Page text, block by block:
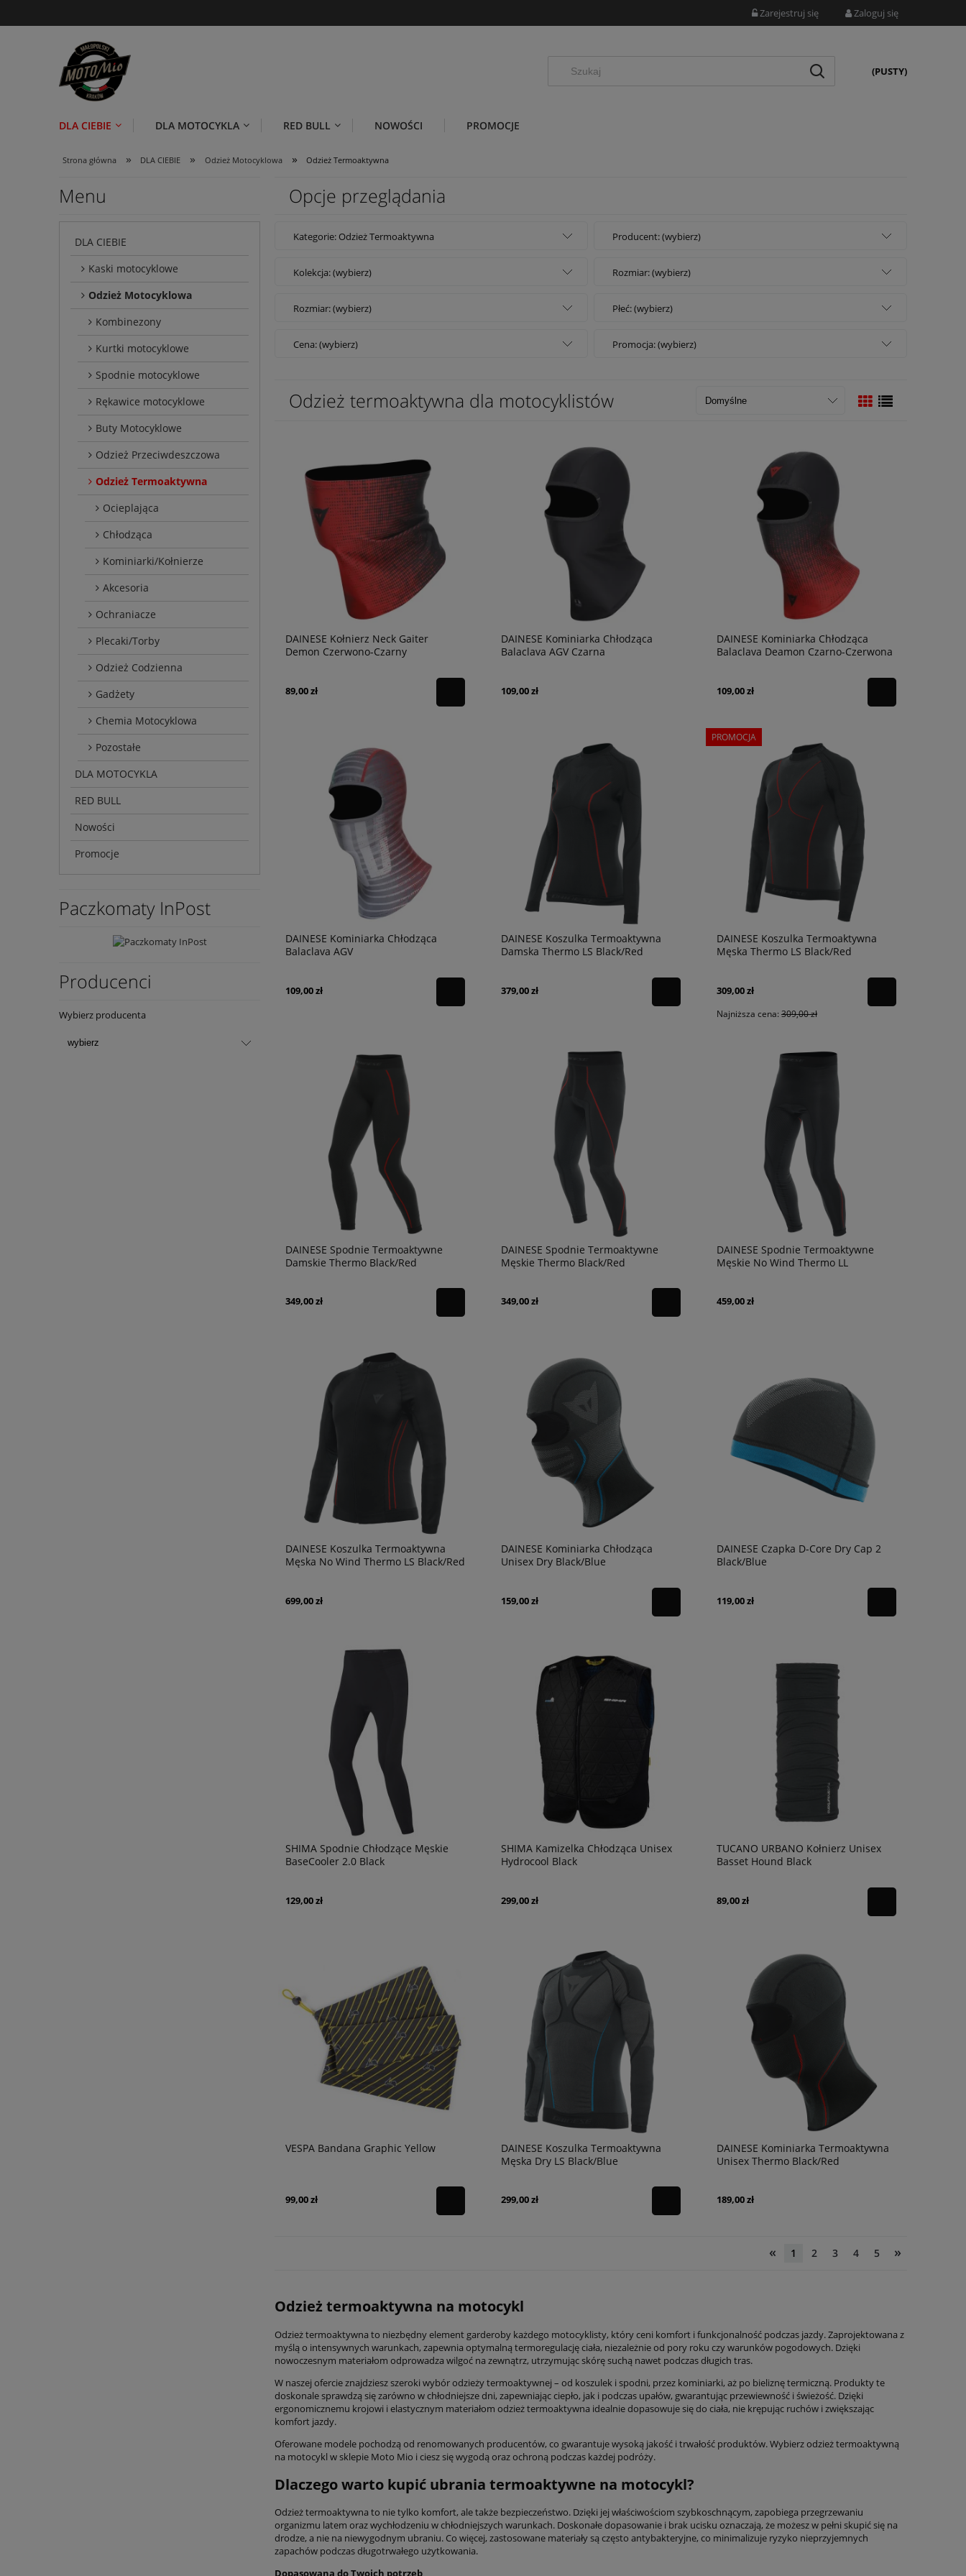
Zarejestruj się Zaloguj się
(PUSTY)
DLA CIEBIE DLA MOTOCYKLA RED BULL NOWOŚCI PROMOCJE
Strona główna » DLA CIEBIE » Odzież Motocyklowa » Odzież Termoaktywna
Menu
DLA CIEBIE
Kaski motocyklowe
Odzież Motocyklowa
Kombinezony
Kurtki motocyklowe
Spodnie motocyklowe
Rękawice motocyklowe
Buty Motocyklowe
Odzież Przeciwdeszczowa
Odzież Termoaktywna
Ocieplająca
Chłodząca
Kominiarki/Kołnierze
Akcesoria
Ochraniacze
Plecaki/Torby
Odzież Codzienna
Gadżety
Chemia Motocyklowa
Pozostałe
DLA MOTOCYKLA
RED BULL
Nowości
Promocje
Paczkomaty InPost
Producenci
Wybierz producenta
Opcje przeglądania
Kategorie: Odzież Termoaktywna Producent: (wybierz)
Kolekcja: (wybierz) Rozmiar: (wybierz)
Rozmiar: (wybierz) Płeć: (wybierz)
Cena: (wybierz) Promocja: (wybierz)
Odzież termoaktywna dla motocyklistów
DAINESE Kołnierz Neck Gaiter
Demon Czerwono-Czarny
89,00 zł
DAINESE Kominiarka Chłodząca
Balaclava AGV Czarna
109,00 zł
DAINESE Kominiarka Chłodząca
Balaclava Deamon Czarno-Czerwona
109,00 zł
DAINESE Kominiarka Chłodząca
Balaclava AGV
109,00 zł
DAINESE Koszulka Termoaktywna
Damska Thermo LS Black/Red
379,00 zł
DAINESE Koszulka Termoaktywna
Męska Thermo LS Black/Red
309,00 zł
Najniższa cena: 309,00 zł
PROMOCJA
DAINESE Spodnie Termoaktywne
Damskie Thermo Black/Red
349,00 zł
DAINESE Spodnie Termoaktywne
Męskie Thermo Black/Red
349,00 zł
DAINESE Spodnie Termoaktywne
Męskie No Wind Thermo LL
459,00 zł
DAINESE Koszulka Termoaktywna
Męska No Wind Thermo LS Black/Red
699,00 zł
DAINESE Kominiarka Chłodząca
Unisex Dry Black/Blue
159,00 zł
DAINESE Czapka D-Core Dry Cap 2
Black/Blue
119,00 zł
SHIMA Spodnie Chłodzące Męskie
BaseCooler 2.0 Black
129,00 zł
SHIMA Kamizelka Chłodząca Unisex
Hydrocool Black
299,00 zł
TUCANO URBANO Kołnierz Unisex
Basset Hound Black
89,00 zł
VESPA Bandana Graphic Yellow
99,00 zł
DAINESE Koszulka Termoaktywna
Męska Dry LS Black/Blue
299,00 zł
DAINESE Kominiarka Termoaktywna
Unisex Thermo Black/Red
189,00 zł
« 1 2 3 4 5 »
Odzież termoaktywna na motocykl
Odzież termoaktywna to niezbędny element garderoby każdego motocyklisty, który ceni komfort i funkcjonalność podczas jazdy. Zaprojektowana z
myślą o intensywnych warunkach, zapewnia optymalną termoregulację ciała, niezależnie od pory roku czy warunków pogodowych. Dzięki
nowoczesnym materiałom odprowadza wilgoć na zewnątrz, utrzymując skórę suchą nawet podczas długich tras.
W naszej ofercie znajdziesz szeroki wybór odzieży termoaktywnej – od koszulek i spodni, przez kominiarki, aż po bieliznę termiczną. Produkty te
doskonale sprawdzą się zarówno w chłodniejsze dni, zapewniając ciepło, jak i podczas upałów, gwarantując przewiewność i świeżość. Dzięki
ergonomicznemu krojowi i elastycznym materiałom odzież termoaktywna idealnie dopasowuje się do ciała, nie krępując ruchów i zwiększając
komfort jazdy.
Oferowane modele pochodzą od renomowanych producentów, co gwarantuje wysoką jakość i trwałość produktów. Wybierz odzież termoaktywną
na motocykl w sklepie Moto Mio i ciesz się wygodą oraz ochroną podczas każdej podróży.
Dlaczego warto kupić ubrania termoaktywne na motocykl?
Odzież termoaktywna to nie tylko komfort, ale także bezpieczeństwo. Dzięki jej właściwościom szybkoschnącym, zapobiega przegrzewaniu
organizmu latem oraz wychłodzeniu w chłodniejszych warunkach. Doskonałe dopasowanie i brak ucisku oznaczają, że możesz w pełni skupić się na
drodze, a nie na niewygodnym ubraniu. Co więcej, zastosowane materiały są często antybakteryjne, co minimalizuje ryzyko nieprzyjemnych
zapachów podczas długotrwałego użytkowania.
Dopasowana do Twoich potrzeb